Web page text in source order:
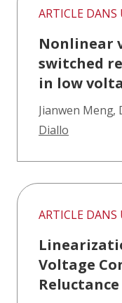
ARTICLE DANS
Nonlinear
switched
in low
Jianwen Meng,
Diallo
ARTICLE DANS
Voltage